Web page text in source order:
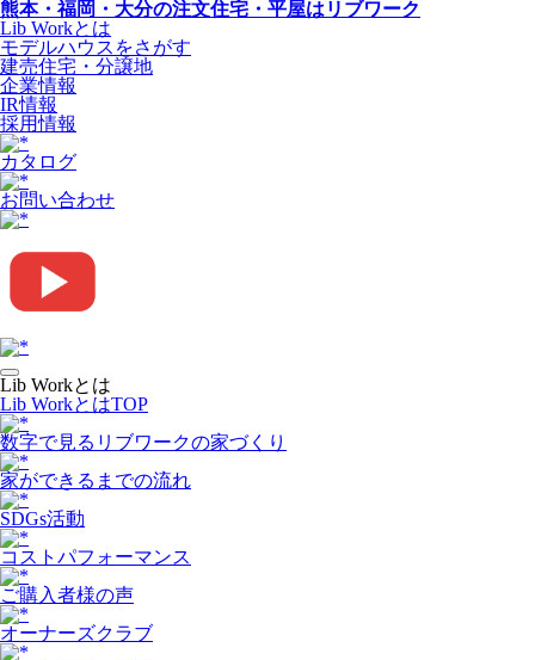
熊本・福岡・大分の注文住宅・平屋はリブワーク
Lib Workとは
モデルハウスをさがす
建売住宅・分譲地
企業情報
IR情報
採用情報
カタログ
お問い合わせ
Lib Workとは
Lib WorkとはTOP
数字で⾒るリブワークの家づくり
家ができるまでの流れ
SDGs活動
コストパフォーマンス
ご購入者様の声
オーナーズクラブ